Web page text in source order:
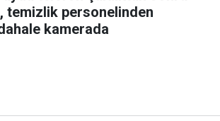
temizlik personelinden
kamerada